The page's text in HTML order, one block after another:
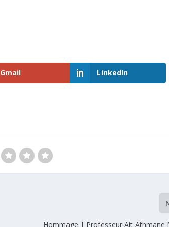
Gmail LinkedIn
Hommage | Professeur Ait Athmane